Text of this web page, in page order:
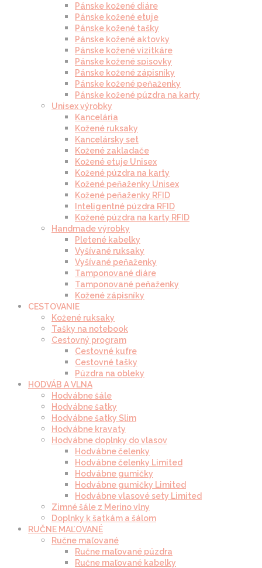
Pánske kožené diáre
Pánske kožené etuje
Pánske kožené tašky
Pánske kožené aktovky
Pánske kožené vizitkáre
Pánske kožené spisovky
Pánske kožené zápisníky
Pánske kožené peňaženky
Pánske kožené púzdra na karty
Unisex výrobky
Kancelária
Kožené ruksaky
Kancelársky set
Kožené zakladače
Kožené etuje Unisex
Kožené púzdra na karty
Kožené peňaženky Unisex
Kožené peňaženky RFID
Inteligentné púzdra RFID
Kožené púzdra na karty RFID
Handmade výrobky
Pletené kabelky
Vyšívané ruksaky
Vyšívané peňaženky
Tamponované diáre
Tamponované peňaženky
Kožené zápisníky
CESTOVANIE
Kožené ruksaky
Tašky na notebook
Cestovný program
Cestovné kufre
Cestovné tašky
Púzdra na obleky
HODVÁB A VLNA
Hodvábne šále
Hodvábne šatky
Hodvábne šatky Slim
Hodvábne kravaty
Hodvábne doplnky do vlasov
Hodvábne čelenky
Hodvábne čelenky Limited
Hodvábne gumičky
Hodvábne gumičky Limited
Hodvábne vlasové sety Limited
Zimné šále z Merino vlny
Doplnky k šatkám a šálom
RUČNE MAĽOVANÉ
Ručne maľované
Ručne maľované púzdra
Ručne maľované kabelky